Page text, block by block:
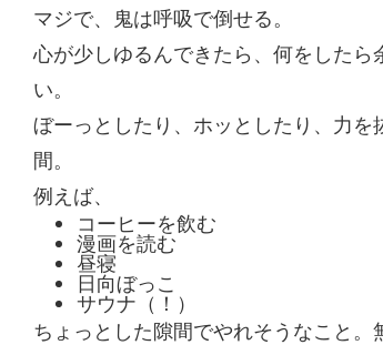
マジで、鬼は呼吸で倒せる。
心が少しゆるんできたら、何をしたら
い。
ぼーっとしたり、ホッとしたり、力
間。
例えば、
コーヒーを飲む
漫画を読む
昼寝
日向ぼっこ
サウナ（！）
ちょっとした隙間でやれそうなこと。